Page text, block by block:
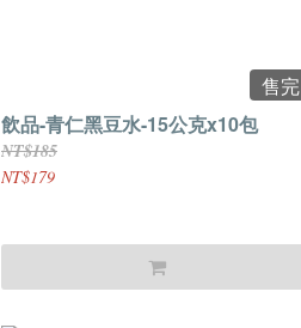
售完
飲品-青仁黑豆水-15公克x10包
NT$185
NT$179